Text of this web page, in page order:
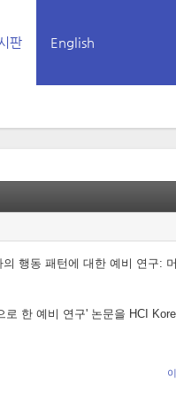
판 English
행동 패턴에 대한 예비 연구:
한 예비 연구' 논문을 HCI